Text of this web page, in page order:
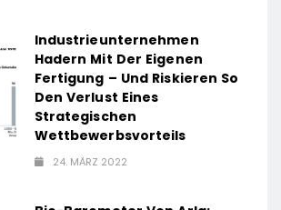
Industrieunternehmen
Hadern Mit Der Eigenen
Fertigung – Und Riskieren So
Den Verlust Eines
Strategischen
Wettbewerbsvorteils
24. MÄRZ 2022